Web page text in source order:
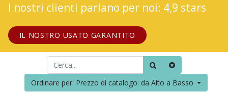
I nostri clienti parlano per noi: 4,9 stars
IL NOSTRO USATO GARANTITO
Ordinare per: Prezzo di catalogo: da Alto a Basso